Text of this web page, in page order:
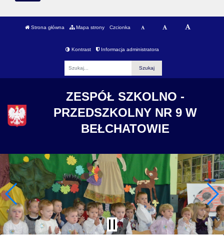
Strona główna Mapa strony Czcionka
Kontrast Informacja administratora
ZESPÓŁ SZKOLNO -
PRZEDSZKOLNY NR 9 W
BEŁCHATOWIE